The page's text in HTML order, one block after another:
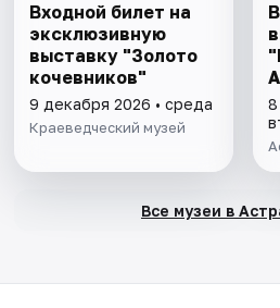
Входной билет на
эксклюзивную
выставку "Золото
кочевников"
9 декабря 2026 • среда
Краеведческий музей
8
Все музеи в